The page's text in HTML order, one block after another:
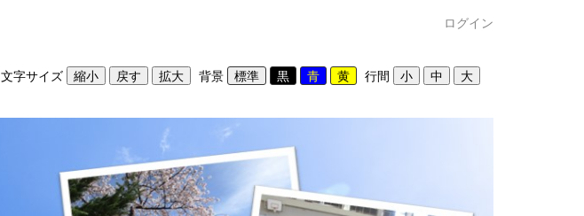
ログイン
文字サイズ 背景 行間